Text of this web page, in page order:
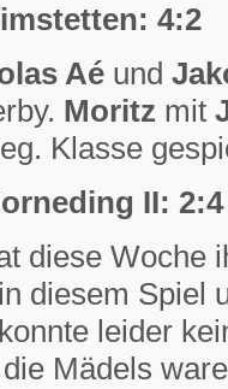
4:2
Aé und
Moritz mit
Klasse
II: 2:4
diese Woche
diesem Spiel
leider
Mädels